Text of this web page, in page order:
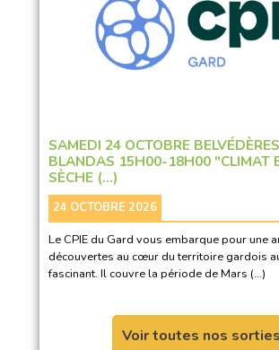
SAMEDI 24 OCTOBRE
BLANDAS 15H00-18H00 "CLIMAT
SÈCHE (…)
24 OCTOBRE 2026
Le CPIE du Gard vous embarque pour une
découvertes au cœur du territoire gardois
fascinant. Il couvre la période de Mars (…)
Voir toutes nos sorties